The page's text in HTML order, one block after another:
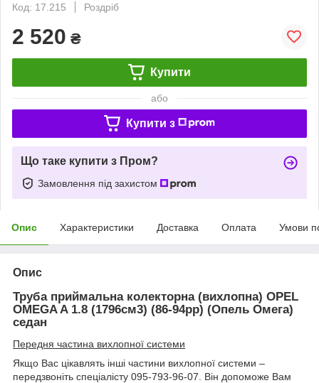
Код: 17.215
Роздріб
2 520 ₴
Купити
або
Купити з
Що таке купити з Пром?
Замовлення під захистом
Опис Характеристики Доставка Оплата Умови
Опис
Труба приймальна колекторна (вихлопна) OPEL
OMEGA A 1.8 (1796см3) (86-94рр) (Опель Омега)
седан
Передня частина вихлопної системи
Якщо Вас цікавлять інші частини вихлопної системи –
передзвоніть спеціалісту 095-793-96-07. Він допоможе Вам